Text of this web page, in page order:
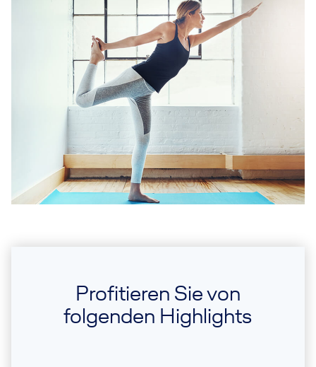
Profitieren Sie von
folgenden Highlights